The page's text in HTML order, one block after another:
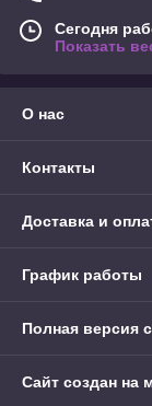
Сегодня
Показать
О нас
Контакты
Доставка и
График работы
Полная версия
Сайт создан на